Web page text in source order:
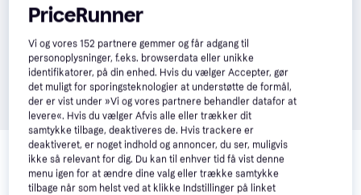
Relaterede produkter
Se vores forslag til andre produkter, der matcher dine
interesser. Vis alle
PriceRunner
Vi og vores152 partnere gemmer og får adgang til
personoplysninger, f.eks. browserdata eller unikke
identifikatorer, på din enhed. Hvis du vælger Accepter, gør
det muligt for sporingsteknologier at understøtte de formål,
der er vist under »Vi og vores partnere behandler datafor at
levere«. Hvis du vælger Afvis alle eller trækker dit
samtykke tilbage, deaktiveres de. Hvis trackere er
deaktiveret, er noget indhold og annoncer, du ser, muligvis
ikke så relevant for dig. Du kan til enhver tid få vist denne
menu igen for at ændre dine valg eller trække samtykke
tilbage når som helst ved at klikke Indstillinger på linket